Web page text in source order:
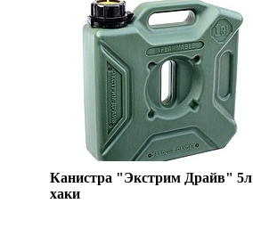
Канистра "Экстрим Драйв" 5л
хаки